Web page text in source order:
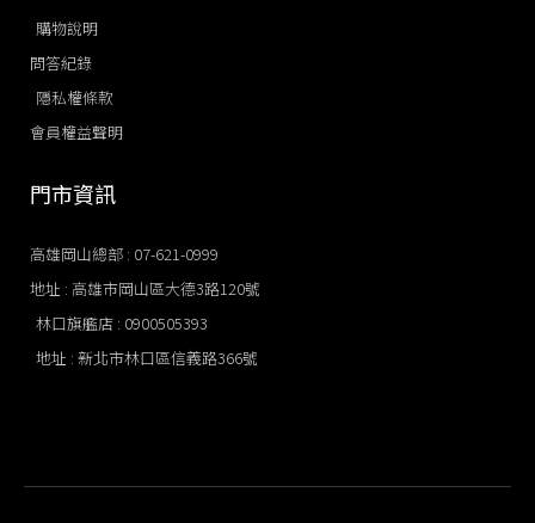
購物說明
問答紀錄
隱私權條款
會員權益聲明
門市資訊
高雄岡山總部 : 07-621-0999
地址 : 高雄市岡山區大德3路120號
林口旗艦店​ : 0900505393
地址 : 新北市林口區信義路366號